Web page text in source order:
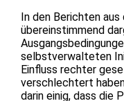
In den Berichten
übereinstimmend
selbstverwalteten
Einfluss rechter
verschlechtert
darin einig, dass die